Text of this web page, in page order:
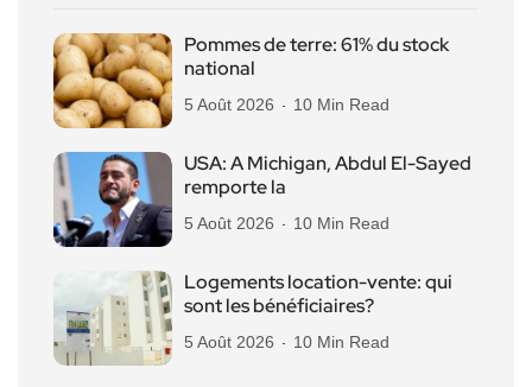
Pommes de terre: 61% du stock
national
5 Août 2026 10 Min Read
USA: A Michigan, Abdul El-Sayed
remporte la
5 Août 2026 10 Min Read
Logements location-vente: qui
sont les bénéficiaires?
5 Août 2026 10 Min Read